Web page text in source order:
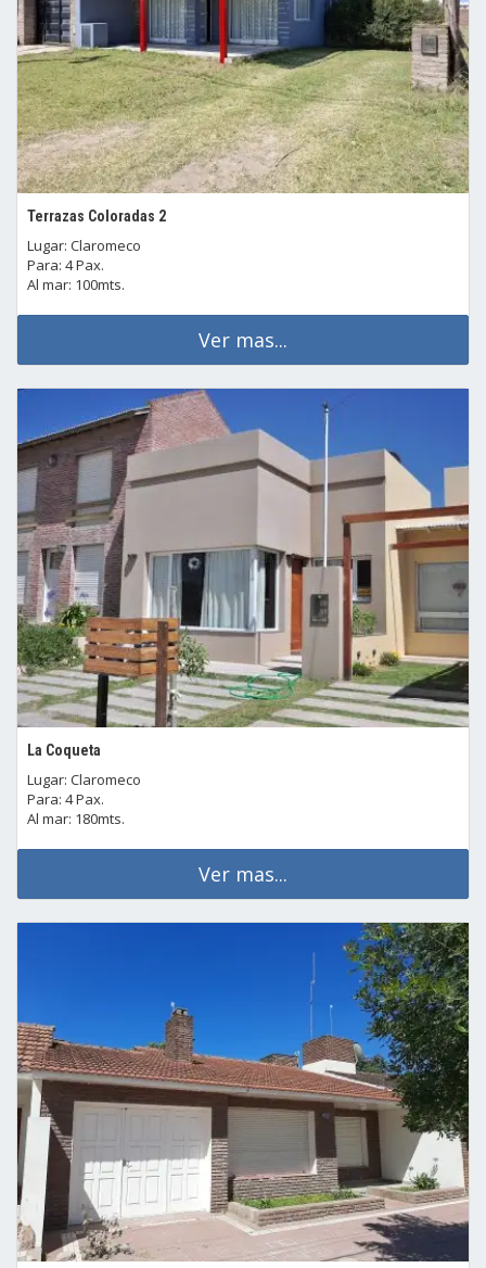
Terrazas Coloradas 2
Lugar: Claromeco
Para: 4 Pax.
Al mar: 100mts.
Ver mas...
La Coqueta
Lugar: Claromeco
Para: 4 Pax.
Al mar: 180mts.
Ver mas...